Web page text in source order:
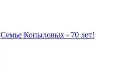
Семье Копыловых - 70 лет!